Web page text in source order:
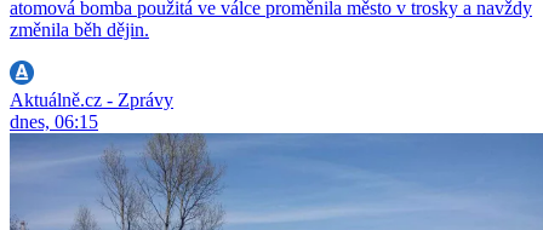
atomová bomba použitá ve válce proměnila město v trosky a navždy
změnila běh dějin.
Aktuálně.cz - Zprávy
dnes, 06:15